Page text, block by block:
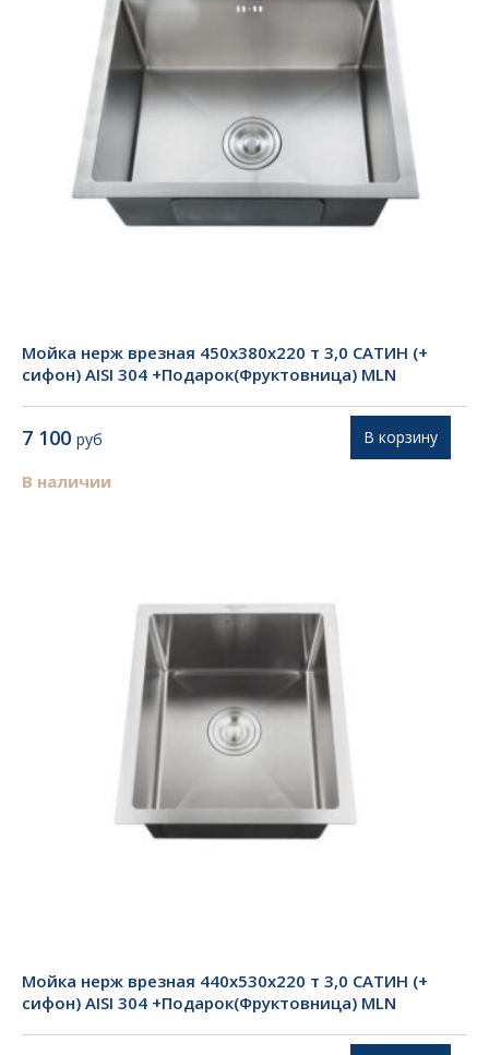
Мойка нерж врезная 450х380х220 т 3,0 САТИН (+
сифон) AISI 304 +Подарок(Фруктовница) MLN
7 100 руб
В наличии
В корзину
Мойка нерж врезная 440х530х220 т 3,0 САТИН (+
сифон) AISI 304 +Подарок(Фруктовница) MLN